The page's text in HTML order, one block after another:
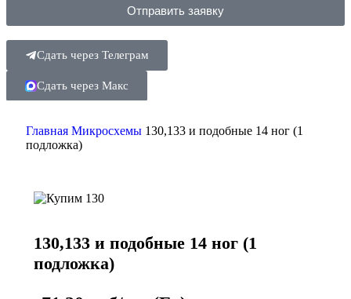
Отправить заявку
Сдать через Телеграм
Сдать через Макс
Поиск
Главная Микросхемы 130,133 и подобные 14 ног (1
подложка)
130,133 и подобные 14 ног (1
подложка)